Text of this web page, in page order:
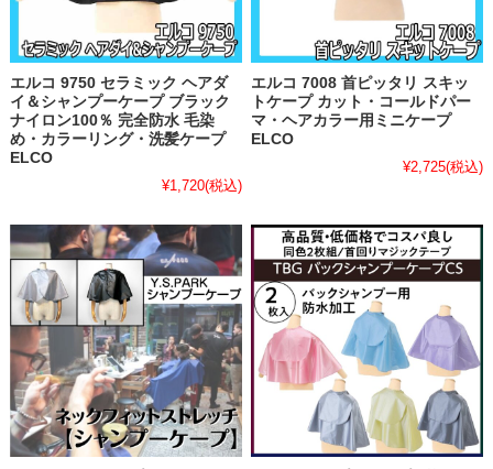
エルコ 9750 セラミック ヘアダ
イ＆シャンプーケープ ブラック
ナイロン100％ 完全防水 毛染
め・カラーリング・洗髪ケープ
ELCO
¥1,720(税込)
エルコ 7008 首ピッタリ スキッ
トケープ カット・コールドパー
マ・ヘアカラー用ミニケープ
ELCO
¥2,725(税込)